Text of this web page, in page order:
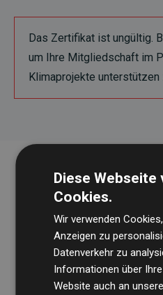
Das Zertifikat ist ungültig.
um Ihre Mitgliedschaft im
Klimaprojekte unterstützen
Die
regelmäßig unsere
Diese Webseite
Cookies.
Wir verwenden
Anzeigen zu
Datenverkehr zu
Informationen über
Website auch an